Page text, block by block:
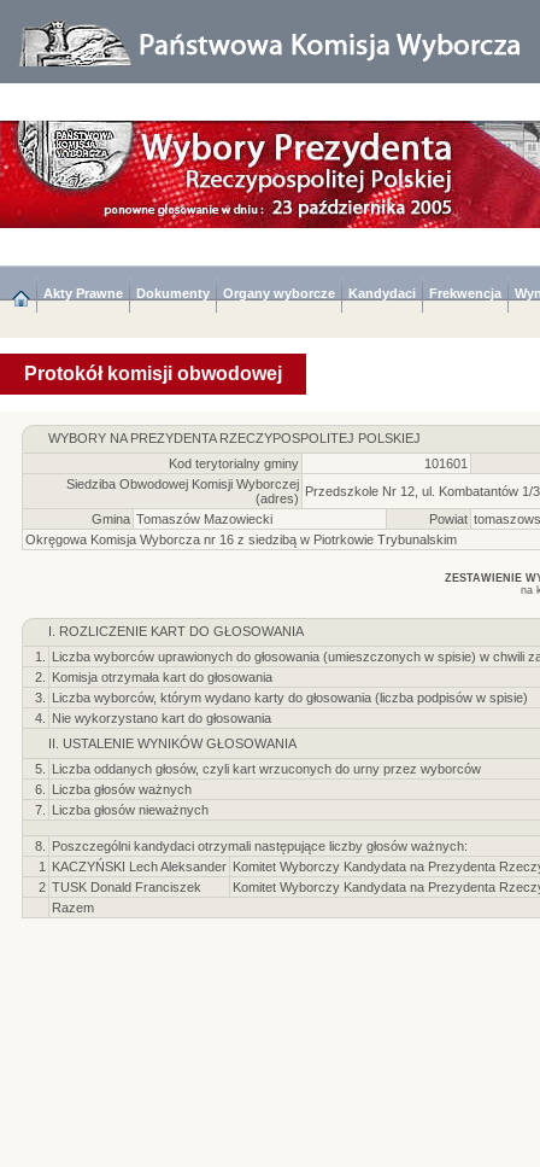
Akty Prawne Dokumenty Organy wyborcze Kandydaci Frekwencja
Protokół komisji obwodowej
WYBORY NA PREZYDENTA RZECZYPOSPOLITEJ POLSKIEJ
Kod terytorialny gminy
101601
Siedziba Obwodowej Komisji Wyborczej
(adres) Przedszkole Nr 12, ul. Kombatantów 1/3
Gmina Tomaszów Mazowiecki Powiat
Okręgowa Komisja Wyborcza nr 16 z siedzibą w Piotrkowie Trybunalskim
ZESTAWIENIE
na
I. ROZLICZENIE KART DO GŁOSOWANIA
1.
Liczba wyborców uprawionych do głosowania (umieszczonych w spisie) w chwili
2.
Komisja otrzymała kart do głosowania
3.
Liczba wyborców, którym wydano karty do głosowania (liczba podpisów w spisie)
4.
Nie wykorzystano kart do głosowania
II. USTALENIE WYNIKÓW GŁOSOWANIA
5.
Liczba oddanych głosów, czyli kart wrzuconych do urny przez wyborców
6.
Liczba głosów ważnych
7.
Liczba głosów nieważnych
8.
Poszczególni kandydaci otrzymali następujące liczby głosów ważnych:
1
KACZYŃSKI Lech Aleksander Komitet Wyborczy Kandydata na Prezydenta
2 TUSK Donald Franciszek
Komitet Wyborczy Kandydata na Prezydenta
Razem